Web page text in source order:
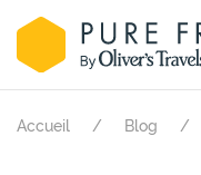
Accueil Blog